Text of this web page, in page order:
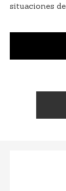
situaciones de